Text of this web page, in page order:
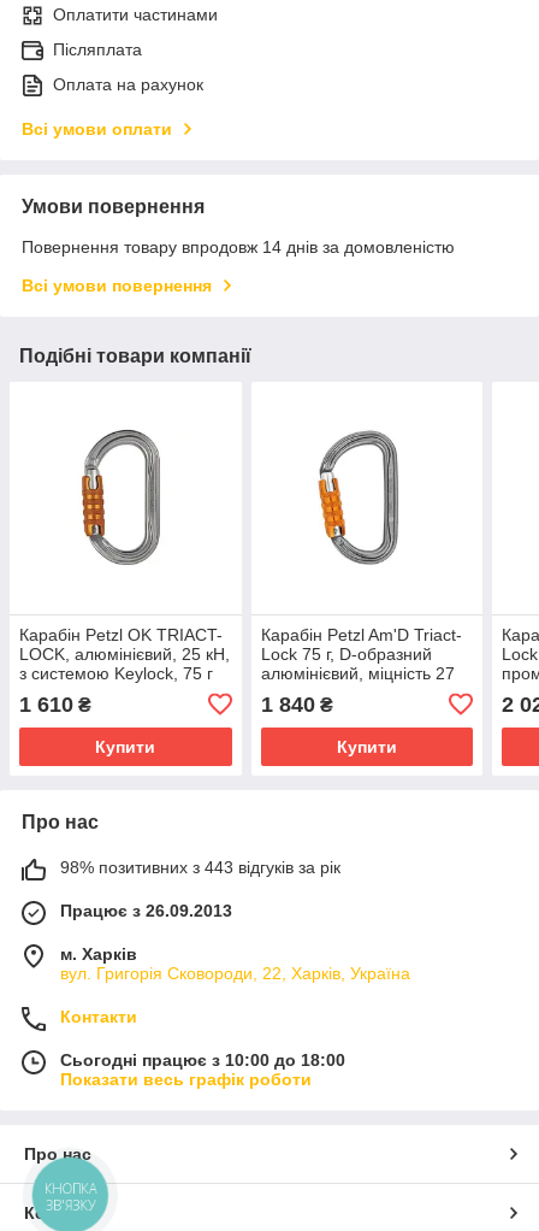
Оплатити частинами
Післяплата
Оплата на рахунок
Всі умови оплати
Умови повернення
Повернення товару впродовж 14 днів за домовленістю
Всі умови повернення
Подібні товари компанії
Карабін Petzl OK TRIACT-
LOCK, алюмінієвий, 25 кН,
з системою Keylock, 75 г
1 610 ₴
Купити
Карабін Petzl Am'D Triact-
Lock 75 г, D-образний
алюмінієвий, міцність 27
1 840₴
Купити
2
Про нас
98% позитивних з 443 відгуків за рік
Працює з 26.09.2013
м. Харків
вул. Григорія Сковороди, 22, Харків, Україна
Контакти
Сьогодні працює з 10:00 до 18:00
Показати весь графік роботи
Про нас
Контакти
КНОПКА
ЗВ'ЯЗКУ